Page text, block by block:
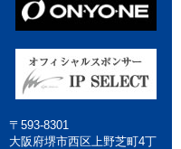
〒593-8301
大阪府堺市西区上野芝町4丁